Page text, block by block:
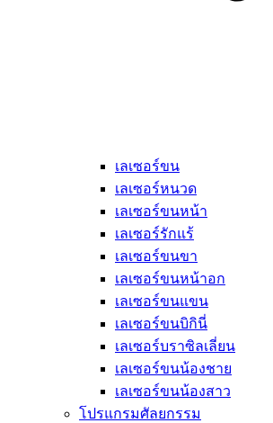
เลเซอร์ขน
เลเซอร์หนวด
เลเซอร์ขนหน้า
เลเซอร์รักแร้
เลเซอร์ขนขา
เลเซอร์ขนหน้าอก
เลเซอร์ขนแขน
เลเซอร์ขนบิกินี่
เลเซอร์บราซิลเลี่ยน
เลเซอร์ขนน้องชาย
เลเซอร์ขนน้องสาว
โปรแกรมศัลยกรรม